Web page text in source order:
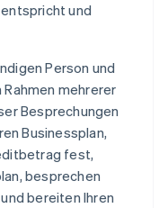
und
Person und
mehrerer
Besprechungen
Businessplan,
fest,
besprechen
bereiten Ihren